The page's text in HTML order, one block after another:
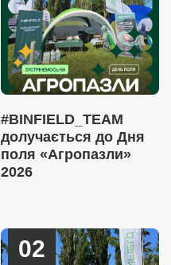
#BINFIELD_TEAM
долучається до Дня
поля «Агропазли»
2026
02